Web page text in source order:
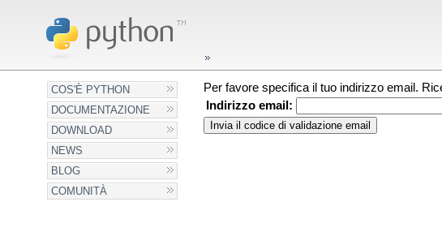
COS'È PYTHON
DOCUMENTAZIONE
DOWNLOAD
NEWS
BLOG
COMUNITÀ
Per favore specifica il tuo indirizzo email.
Indirizzo email: